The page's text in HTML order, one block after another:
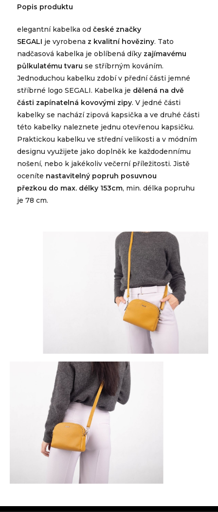
Popis produktu
elegantní kabelka od české značky
SEGALI je vyrobena z kvalitní hověziny. Tato
nadčasová kabelka je oblíbená díky zajímavému
půlkulatému tvaru se stříbrným kováním.
Jednoduchou kabelku zdobí v přední části jemné
stříbrné logo SEGALI. Kabelka je dělená na dvě
části zapínatelná kovovými zipy. V jedné části
kabelky se nachází zipová kapsička a ve druhé části
této kabelky naleznete jednu otevřenou kapsičku.
Praktickou kabelku ve střední velikosti a v módním
designu využijete jako doplněk ke každodennímu
nošení, nebo k jakékoliv večerní příležitosti. Jistě
oceníte nastavitelný popruh posuvnou
přezkou do max. délky 153cm, min. délka popruhu
je 78 cm.